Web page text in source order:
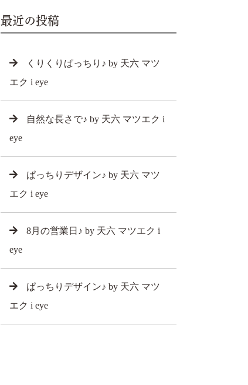
最近の投稿
くりくりぱっちり♪ by 天六 マツ
エク i eye
自然な長さで♪ by 天六 マツエク i
eye
ぱっちりデザイン♪ by 天六 マツ
エク i eye
8月の営業日♪ by 天六 マツエク i
eye
ぱっちりデザイン♪ by 天六 マツ
エク i eye